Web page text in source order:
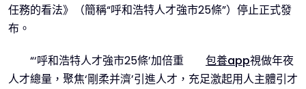
任務的看法》（簡稱“呼和浩特人才強市25條”）停止正式發
布。
“‘呼和浩特人才強市25條’加倍重 包養app視做年夜
人才總量，聚焦‘剛柔并濟’引進人才，充足激起用人主體引才